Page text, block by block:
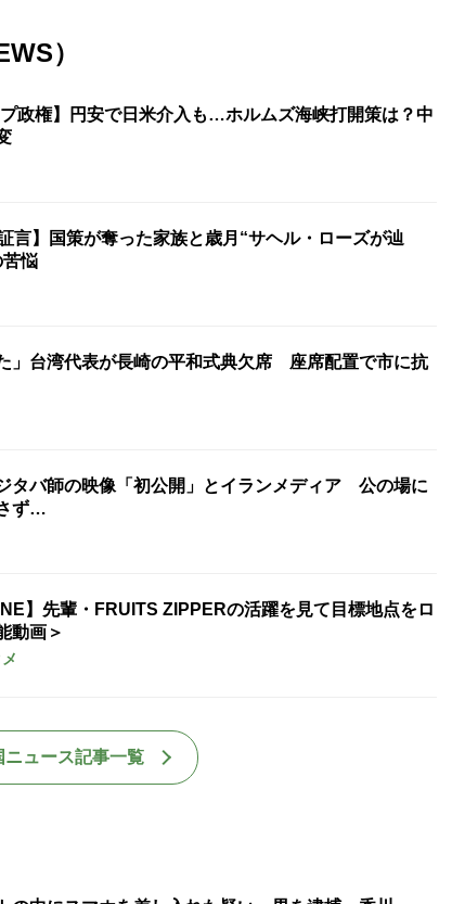
）
プ政権】円安で日米介入も…ホルムズ海峡打開策は？中
言】国策が奪った家族と歳月“サヘル・ローズが辿
苦悩
」台湾代表が長崎の平和式典欠席 座席配置で市に抗
タバ師の映像「初公開」とイランメディア 公の場に
ず…
】先輩・FRUITS ZIPPERの活躍を見て目標地点をロ
動画＞
ニュース記事一覧